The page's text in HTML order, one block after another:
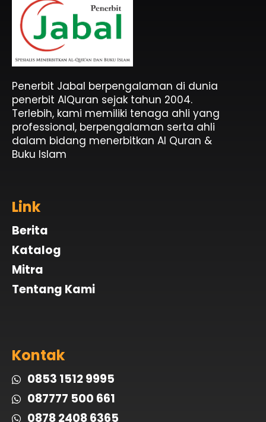
Penerbit Al Quran Jabal
Penerbit Al Quran & Buku Islam Berpengalaman Sejak 2004
Penerbit Jabal berpengalaman di dunia
penerbit AlQuran sejak tahun 2004.
Terlebih, kami memiliki tenaga ahli yang
professional, berpengalaman serta ahli
dalam bidang menerbitkan Al Quran &
Buku Islam
Link
Berita
Katalog
Mitra
Tentang Kami
Kontak
0853 1512 9995
087777 500 661
0878 2408 6365